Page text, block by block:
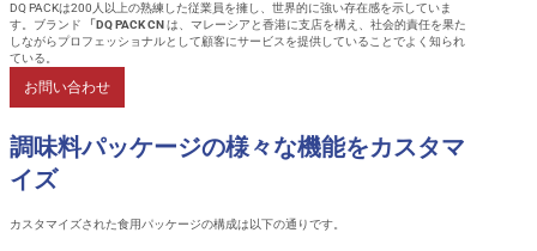
DQ PACKは200人以上の熟練した従業員を擁し、世界的に強い存在感を示していま
す。ブランド 「DQ PACK CNは、マレーシアと香港に支店を構え、社会的責任を果た
しながらプロフェッショナルとして顧客にサービスを提供していることでよく知られ
ている。
お問い合わせ
調味料パッケージの様々な機能をカスタマ
イズ
カスタマイズされた食用パッケージの構成は以下の通りです。